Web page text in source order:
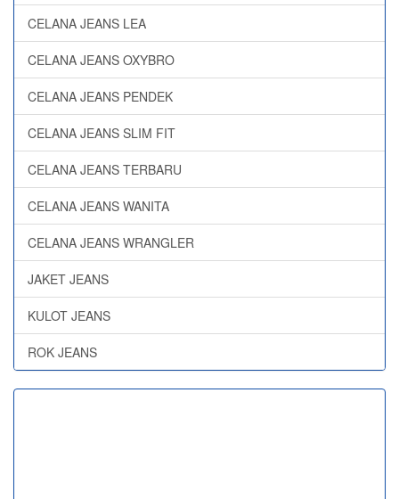
CELANA JEANS LEA
CELANA JEANS OXYBRO
CELANA JEANS PENDEK
CELANA JEANS SLIM FIT
CELANA JEANS TERBARU
CELANA JEANS WANITA
CELANA JEANS WRANGLER
JAKET JEANS
KULOT JEANS
ROK JEANS